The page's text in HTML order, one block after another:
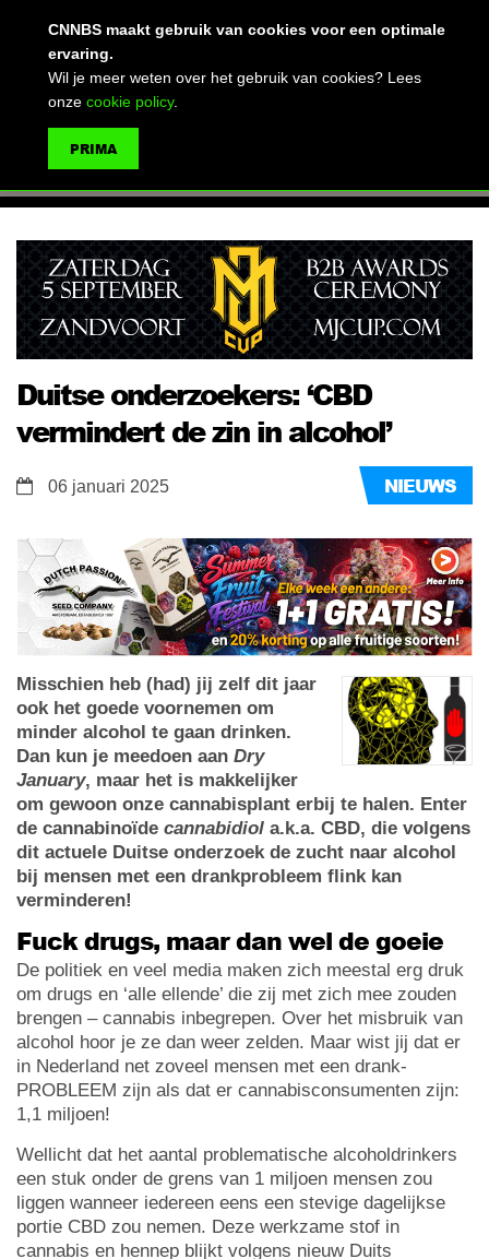
Duitse onderzoekers: ‘CBD
vermindert de zin in alcohol’
NIEUWS
06 januari 2025
Misschien heb (had) jij zelf dit jaar
ook het goede voornemen om
minder alcohol te gaan drinken.
Dan kun je meedoen aan Dry
January, maar het is makkelijker
om gewoon onze cannabisplant erbij te halen. Enter
de cannabinoïde cannabidiol a.k.a. CBD, die volgens
dit actuele Duitse onderzoek de zucht naar alcohol
bij mensen met een drankprobleem flink kan
verminderen!
Fuck drugs, maar dan wel de goeie
De politiek en veel media maken zich meestal erg druk
om drugs en ‘alle ellende’ die zij met zich mee zouden
brengen – cannabis inbegrepen. Over het misbruik van
alcohol hoor je ze dan weer zelden. Maar wist jij dat er
in Nederland net zoveel mensen met een drank-
PROBLEEM zijn als dat er cannabisconsumenten zijn:
1,1 miljoen!
Wellicht dat het aantal problematische alcoholdrinkers
een stuk onder de grens van 1 miljoen mensen zou
liggen wanneer iedereen eens een stevige dagelijkse
portie CBD zou nemen. Deze werkzame stof in
cannabis en hennep blijkt volgens nieuw Duits
CNNBS maakt gebruik van cookies voor een optimale
ervaring.
Wil je meer weten over het gebruik van cookies? Lees
onze cookie policy.
PRIMA